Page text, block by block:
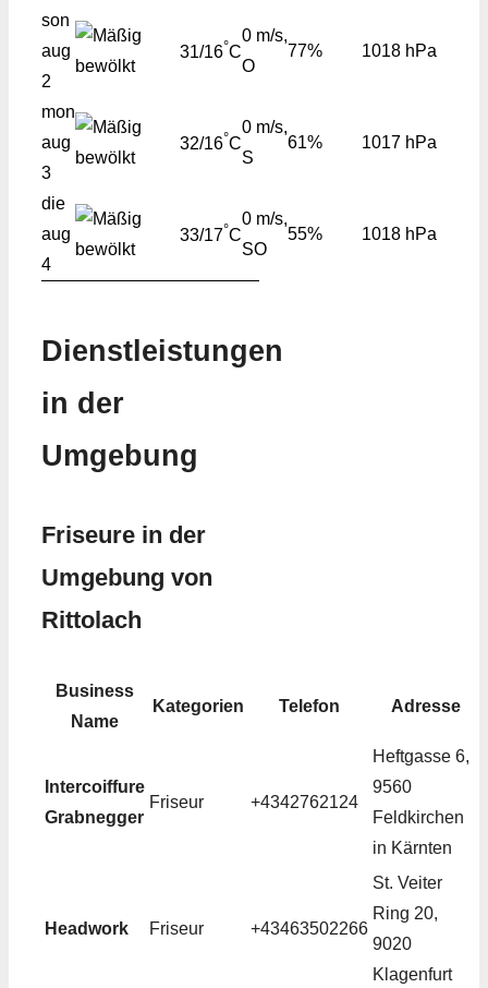
son
aug
2
31/16°C
0 m/s,
O
77% 1018 hPa
mon
aug
3
32/16°C
0 m/s,
S
61% 1017 hPa
die
aug
4
33/17°C
0 m/s,
SO
55% 1018 hPa
Dienstleistungen
in der
Umgebung
Friseure in der
Umgebung von
Rittolach
Business
Name
Kategorien Telefon Adresse
Intercoiffure
Grabnegger
Friseur +4342762124
Heftgasse 6,
9560
Feldkirchen
in Kärnten
Headwork Friseur +43463502266
St. Veiter
Ring 20,
9020
Klagenfurt